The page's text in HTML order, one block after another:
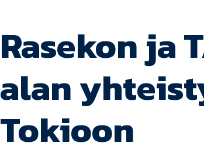
Rasekon ja
alan
Tokioon